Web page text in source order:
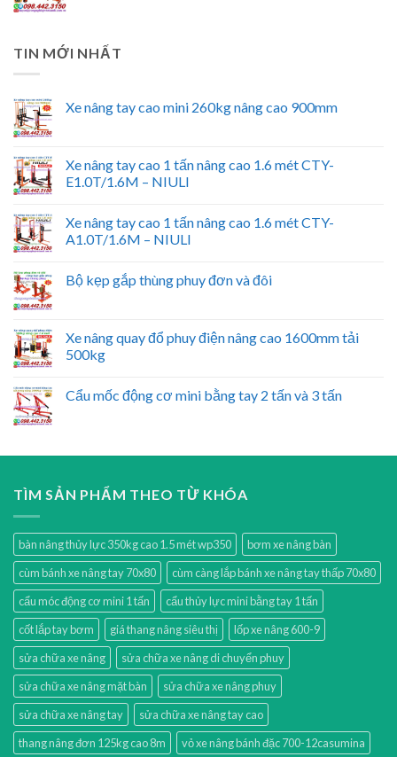
TIN MỚI NHẤT
Xe nâng tay cao mini 260kg nâng cao 900mm
Xe nâng tay cao 1 tấn nâng cao 1.6 mét CTY-
E1.0T/1.6M – NIULI
Xe nâng tay cao 1 tấn nâng cao 1.6 mét CTY-
A1.0T/1.6M – NIULI
Bộ kẹp gắp thùng phuy đơn và đôi
Xe nâng quay đổ phuy điện nâng cao 1600mm tải
500kg
Cẩu mốc động cơ mini bằng tay 2 tấn và 3 tấn
TÌM SẢN PHẨM THEO TỪ KHÓA
bàn nâng thủy lực 350kg cao 1.5 mét wp350
bơm xe nâng bàn
cùm bánh xe nâng tay 70x80
cùm càng lắp bánh xe nâng tay thấp 70x80
cẩu móc động cơ mini 1 tấn
cẩu thủy lực mini bằng tay 1 tấn
cốt lắp tay bơm
giá thang nâng siêu thị
lốp xe nâng 600-9
sửa chữa xe nâng
sửa chữa xe nâng di chuyển phuy
sửa chữa xe nâng mặt bàn
sửa chữa xe nâng phuy
sửa chữa xe nâng tay
sửa chữa xe nâng tay cao
thang nâng đơn 125kg cao 8m
vỏ xe nâng bánh đặc 700-12casumina